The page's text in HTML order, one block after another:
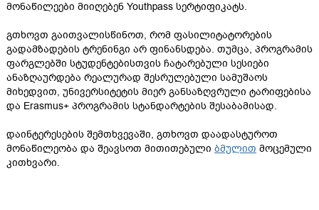
მონაწილეები მიიღებენ Youthpass სერტიფიკატს.
გთხოვთ გაითვალისწინოთ, რომ ფასილიტატორების
გადამზადების ტრენინგი არ ფინანსდება. თუმცა, პროგრამის
ფარგლებში სტუდენტებისთვის ჩატარებული სესიები
ანაზღაურდება რეალურად შესრულებული სამუშაოს
მიხედვით, უნივერსიტეტის მიერ განსაზღვრული ტარიფებისა
და Erasmus+ პროგრამის სტანდარტების შესაბამისად.
დაინტერესების შემთხვევაში, გთხოვთ დაადასტუროთ
მონაწილეობა და შეავსოთ მითითებული ბმულით მოცემული
კითხვარი.